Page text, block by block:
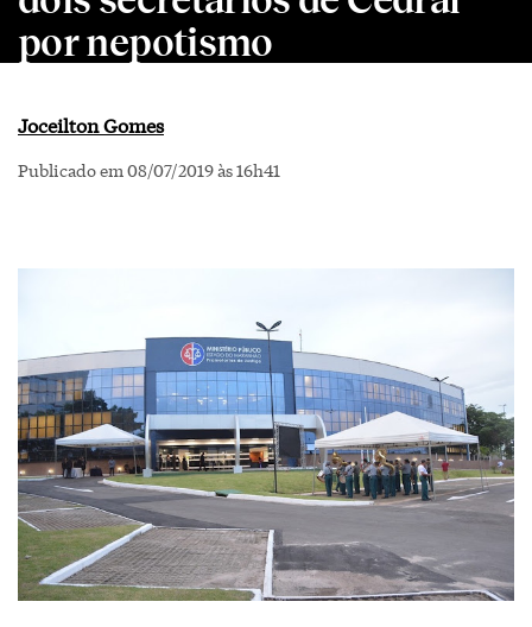
por nepotismo
Joceilton Gomes
Publicado em 08/07/2019 às 16h41